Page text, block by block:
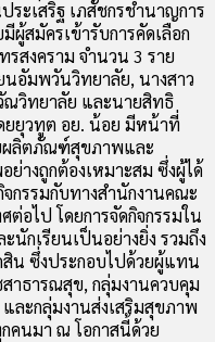
ระเสริฐ เภสัชกรชำนาญการ
ผู้สมัครเข้ารับการคัดเลือก
สงคราม จำนวน 3 ราย
นอัมพวันวิทยาลัย, นางสาว
ณวิทยาลัย และนายสิทธิ
ยยุวทูต อย. น้อย มีหน้าที่
บผลิตภัณฑ์สุขภาพและ
างถูกต้องเหมาะสม ซึ่งผู้ได้
กรรมกับทางสำนักงานคณะ
ต่อไป โดยการจัดกิจกรรมใน
นักเรียนเป็นอย่างยิ่ง รวมถึง
สิน ซึ่งประกอบไปด้วยผู้แทน
าธารณสุข, กลุ่มงานควบคุม
ละกลุ่มงานส่งเสริมสุขภาพ
คนมา ณ โอกาสนี้ด้วย